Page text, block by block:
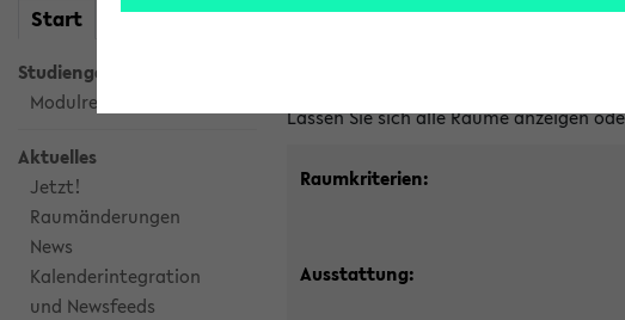
Start meineKVV
Studiengangsauswahl
Modulrecherche
Aktuelles
Jetzt!
Raumänderungen
News
Kalenderintegration
und Newsfeeds
Lassen Sie sich alle Räume anzeigen
Raumkriterien:
Ausstattung: